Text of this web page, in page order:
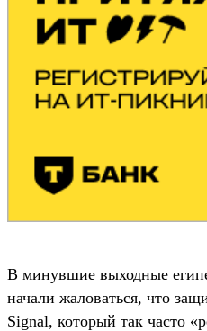
В минувшие выходные
начали жаловаться, что
Signal, который так часто